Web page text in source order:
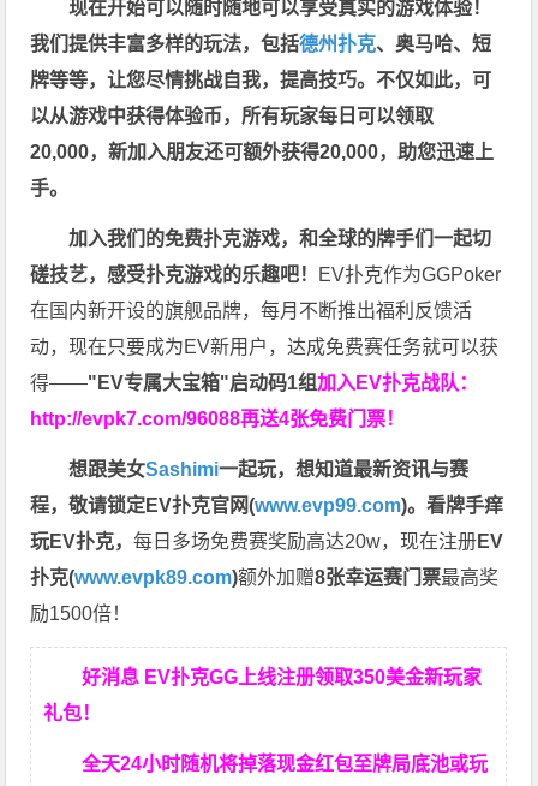
现在开始可以随时随地可以享受真实的游戏体验！
我们提供丰富多样的玩法，包括德州扑克、奥马哈、短
牌等等，让您尽情挑战自我，提高技巧。不仅如此， 可
以从游戏中获得体验币，所有玩家每日可以领取
20,000，新加入朋友还可额外获得20,000，助您迅速上
手。
加入我们的免费扑克游戏，和全球的牌手们一起切
磋技艺，感受扑克游戏的乐趣吧！ EV扑克作为GGPoker
在国内新开设的旗舰品牌，每月不断推出福利反馈活
动，现在只要成为EV新用户，达成免费赛任务就可以获
得——"EV专属大宝箱"启动码1组加入EV扑克战队：
http://evpk7.com/96088再送4张免费门票！
想跟美女Sashimi一起玩，想知道最新资讯与赛
程，敬请锁定EV扑克官网(www.evp99.com)。看牌手痒
玩EV扑克，每日多场免费赛奖励高达20w，现在注册EV
扑克(www.evpk89.com)额外加赠8张幸运赛门票最高奖
励1500倍！
好消息 EV扑克GG上线注册领取350美金新玩家
礼包！
全天24小时随机将掉落现金红包至牌局底池或玩